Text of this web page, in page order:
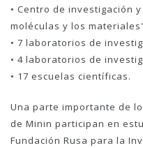
• Centro de investigación
moléculas y los
• 7 laboratorios de
• 4 laboratorios de
• 17 escuelas científicas.
Una parte importante de
de Minin participan en
Fundación Rusa para la